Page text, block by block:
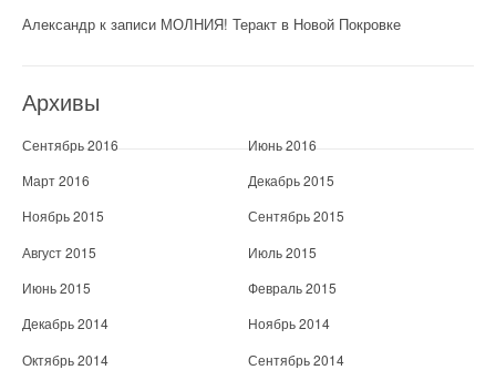
Александр к записи МОЛНИЯ! Теракт в Новой Покровке
Архивы
Сентябрь 2016
Июнь 2016
Март 2016
Декабрь 2015
Ноябрь 2015
Сентябрь 2015
Август 2015
Июль 2015
Июнь 2015
Февраль 2015
Декабрь 2014
Ноябрь 2014
Октябрь 2014
Сентябрь 2014